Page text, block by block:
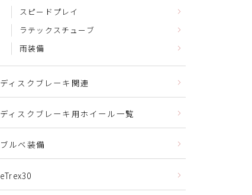
スピードプレイ
ラテックスチューブ
雨装備
ディスクブレーキ関連
ディスクブレーキ用ホイール一覧
ブルベ装備
eTrex30